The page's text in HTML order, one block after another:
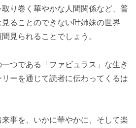
り巻く華やかな人間関係など、普
ることのできない叶姉妹の世界
見られることでしょう。
つである「ファビュラス」な生き
ーを通じて読者に伝わってくるは
事を、いかに華やかに、そして楽